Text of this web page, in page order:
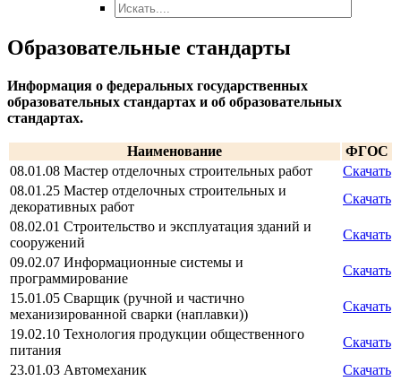
Образовательные стандарты
Информация о федеральных государственных
образовательных стандартах и об образовательных
стандартах.
Наименование
ФГОС
08.01.08 Мастер отделочных строительных работ
Скачать
08.01.25 Мастер отделочных строительных и
декоративных работ
Скачать
08.02.01 Строительство и эксплуатация зданий и
сооружений
Скачать
09.02.07 Информационные системы и
программирование
Скачать
15.01.05 Сварщик (ручной и частично
механизированной сварки (наплавки))
Скачать
19.02.10 Технология продукции общественного
питания
Скачать
23.01.03 Автомеханик
Скачать